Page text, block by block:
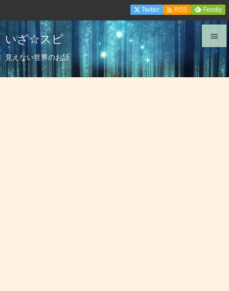
いざ☆スピ
見えない世界のお話


メニュ
Twitter  RSS Feedly